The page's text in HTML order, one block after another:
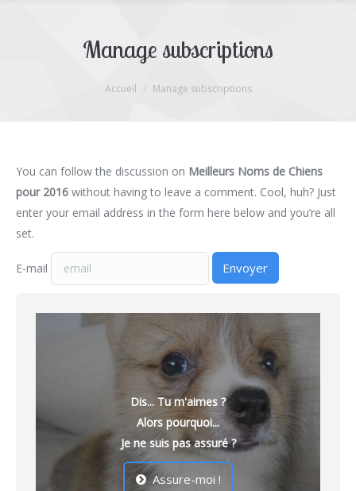
Manage subscriptions
Accueil Manage subscriptions
You can follow the discussion on Meilleurs Noms de Chiens
pour 2016 without having to leave a comment. Cool, huh? Just
enter your email address in the form here below and you’re all
set.
E-mail
Dis... Tu m'aimes ?
Alors pourquoi...
Je ne suis pas assuré ?
Assure-moi !